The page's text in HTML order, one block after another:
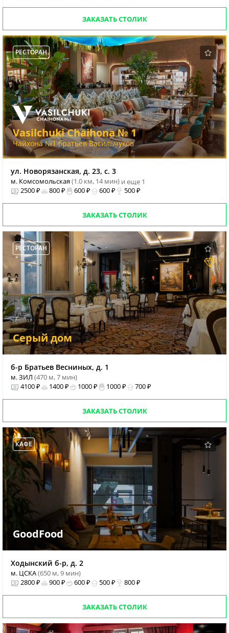
ЗАКАЗАТЬ СТОЛИК
РЕСТОРАН
Vasilchuki Chaihona № 1
Чайхона №1 братьев Васильчуков
ул. Новорязанская, д. 23, с. 3
м. Комсомольская(1.0 км, 14 мин) и еще 1
2500 ₽
800 ₽ 600 ₽ 600 ₽ 500 ₽
ЗАКАЗАТЬ СТОЛИК
РЕСТОРАН
Серый дом
б-р Братьев Весниных, д. 1
м. ЗИЛ (470 м, 7 мин)
4100 ₽
1400 ₽ 1000 ₽ 1000 ₽ 700 ₽
ЗАКАЗАТЬ СТОЛИК
КАФЕ
GoodFood
Ходынский б-р, д. 2
м. ЦСКА(650 м, 9 мин)
2800 ₽
900 ₽ 600 ₽ 500 ₽ 800 ₽
ЗАКАЗАТЬ СТОЛИК